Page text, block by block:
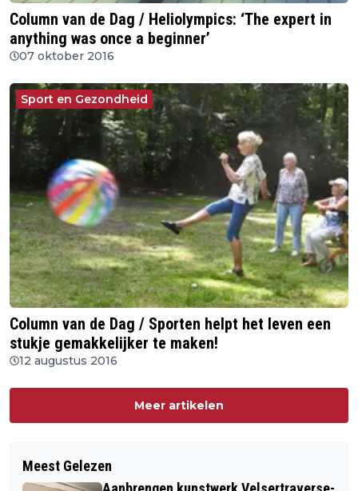
Column van de Dag / Heliolympics: ‘The expert in
anything was once a beginner’
07 oktober 2016
Sport en Gezondheid
Column van de Dag / Sporten helpt het leven een
stukje gemakkelijker te maken!
12 augustus 2016
Meer artikelen
Meest Gelezen